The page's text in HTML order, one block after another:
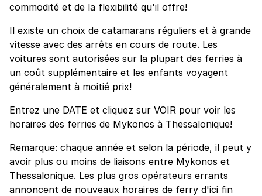
commodité et de la flexibilité qu'il offre!
Il existe un choix de catamarans réguliers et à grande
vitesse avec des arrêts en cours de route. Les
voitures sont autorisées sur la plupart des ferries à
un coût supplémentaire et les enfants voyagent
généralement à moitié prix!
Entrez une DATE et cliquez sur VOIR pour voir les
horaires des ferries de Mykonos à Thessalonique!
Remarque: chaque année et selon la période, il peut y
avoir plus ou moins de liaisons entre Mykonos et
Thessalonique. Les plus gros opérateurs errants
annoncent de nouveaux horaires de ferry d'ici fin